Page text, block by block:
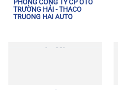
PHÒNG CÔNG TY CP ÔTÔ
TRƯỜNG HẢI - THACO
TRUONG HAI AUTO